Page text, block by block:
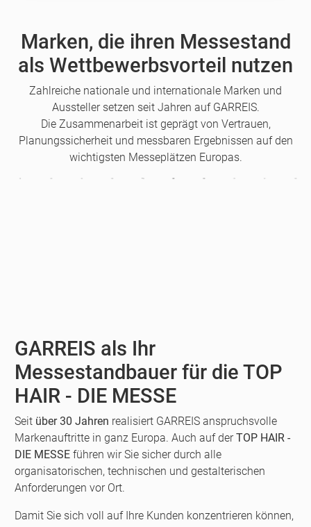
Marken, die ihren Messestand
als Wettbewerbsvorteil nutzen
Zahlreiche nationale und internationale Marken und
Aussteller setzen seit Jahren auf GARREIS.
Die Zusammenarbeit ist geprägt von Vertrauen,
Planungssicherheit und messbaren Ergebnissen auf den
wichtigsten Messeplätzen Europas.
GARREIS als Ihr
Messestandbauer für die TOP
HAIR - DIE MESSE
Seit über 30 Jahren realisiert GARREIS anspruchsvolle
Markenauftritte in ganz Europa. Auch auf derTOP HAIR -
DIE MESSE führen wir Sie sicher durch alle
organisatorischen, technischen und gestalterischen
Anforderungen vor Ort.
Damit Sie sich voll auf Ihre Kunden konzentrieren können,